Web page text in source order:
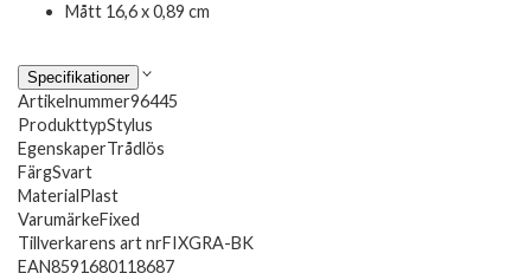
Mått 16,6 x 0,89 cm
Specifikationer
Artikelnummer96445
ProdukttypStylus
EgenskaperTrådlös
FärgSvart
MaterialPlast
VarumärkeFixed
Tillverkarens art nrFIXGRA-BK
EAN8591680118687